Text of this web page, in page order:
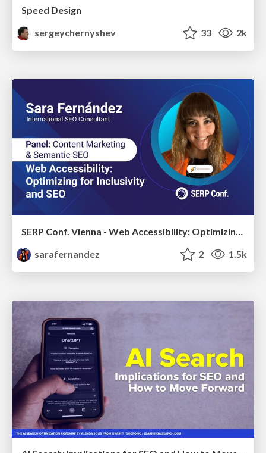
Speed Design
sergeychernyshev
33 2k
SERP Conf. Vienna - Web Accessibility: Optimizing for Inclusivity and SEO
sarafernandez
2 1.5k